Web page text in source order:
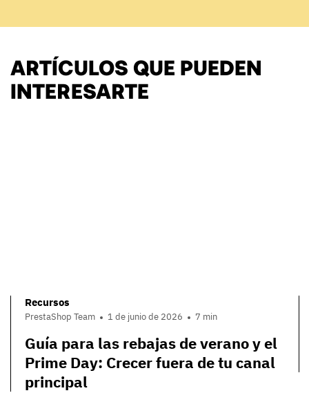
ARTÍCULOS QUE PUEDEN
INTERESARTE
Recursos
PrestaShop Team 1 de junio de 2026 7 min
Guía para las rebajas de verano y el
Prime Day: Crecer fuera de tu canal
principal